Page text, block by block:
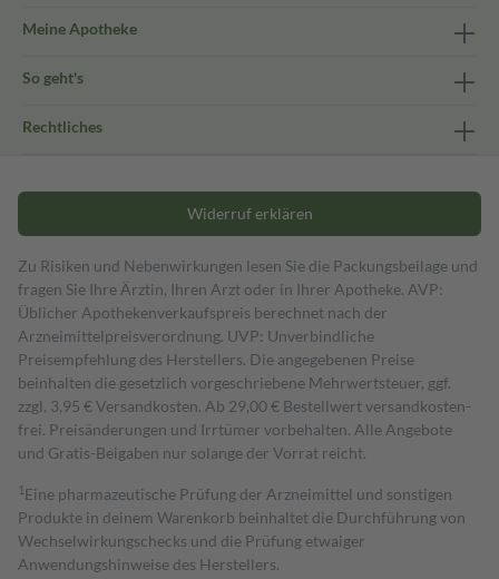
Meine Apotheke
So geht's
Rechtliches
Widerruf erklären
Zu Risiken und Nebenwirkungen lesen Sie die Packungsbeilage und
fragen Sie Ihre Ärztin, Ihren Arzt oder in Ihrer Apotheke. AVP:
Üblicher Apothekenverkaufspreis berechnet nach der
Arzneimittelpreisverordnung. UVP: Unverbindliche
Preisempfehlung des Herstellers. Die angegebenen Preise
beinhalten die gesetzlich vorgeschriebene Mehrwertsteuer, ggf.
zzgl. 3,95 € Versandkosten. Ab 29,00 € Bestell­wert versand­kosten­
frei. Preisänderungen und Irrtümer vorbehalten. Alle Angebote
und Gratis-Beigaben nur solange der Vorrat reicht.
1 Eine pharmazeutische Prüfung der Arzneimittel und sonstigen
Produkte in deinem Warenkorb beinhaltet die Durchführung von
Wechselwirkungschecks und die Prüfung etwaiger
Anwendungshinweise des Herstellers.